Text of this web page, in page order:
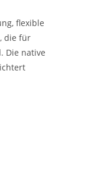
flexible
die für
Die native